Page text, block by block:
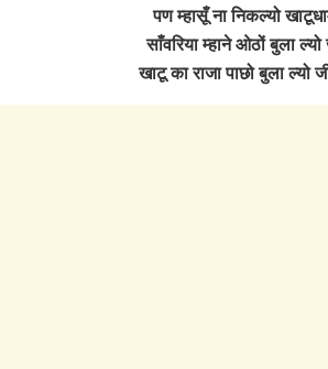
पण म्हासूँ ना निकल्यो
साँवरिया म्हाने ओठों बुला ल्यो
खाटू का राजा पाछो बुला ल्यो